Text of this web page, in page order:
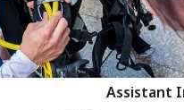
Assistant